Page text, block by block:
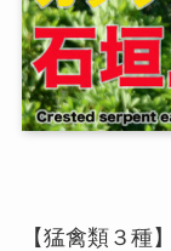
【猛禽類３種】